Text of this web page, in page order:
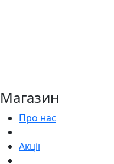
Магазин
Про нас
Акції